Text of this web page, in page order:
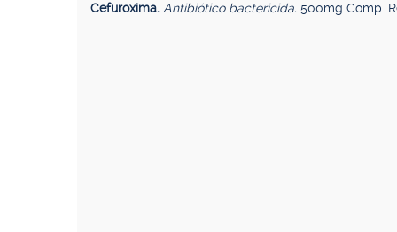
Cefuroxima. Antibiótico bactericida. 500mg Comp.